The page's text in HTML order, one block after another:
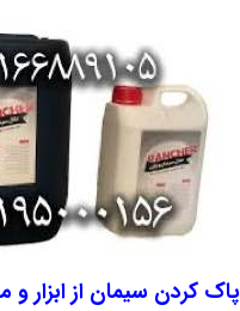
پاک کردن سیمان از ابزار و